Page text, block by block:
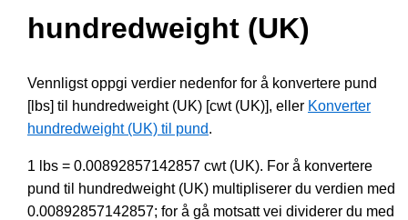
hundredweight (UK)
Vennligst oppgi verdier nedenfor for å konvertere pund
[lbs] til hundredweight (UK) [cwt (UK)], eller Konverter
hundredweight (UK) til pund.
1 lbs = 0.00892857142857 cwt (UK). For å konvertere
pund til hundredweight (UK) multipliserer du verdien med
0.00892857142857; for å gå motsatt vei dividerer du med